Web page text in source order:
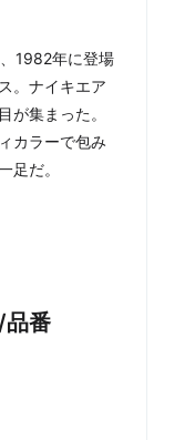
1982年に登場
。ナイキエア
集まった。
カラーで包み
足だ。
番